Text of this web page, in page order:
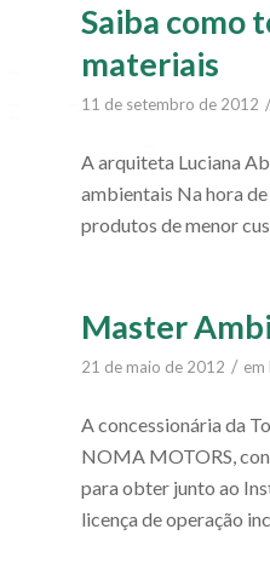
Saiba como
materiais
11 de setembro de 2012 /
A arquiteta Luciana
ambientais Na hora
produtos de menor
Master
21 de maio de 2012 / em
A concessionária da
NOMA MOTORS,
para obter junto ao
licença de operação